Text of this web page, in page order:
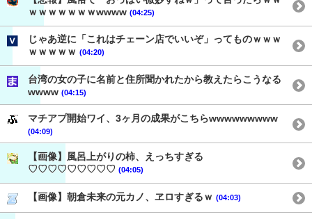
ｗｗｗｗｗｗｗwwww (04:25)
じゃあ逆に「これはチェーン店でいいぞ」ってものｗｗｗ
ｗｗｗｗｗ (04:20)
台湾の女の子に名前と住所聞かれたから教えたらこうなる
wwww (04:15)
マチアプ開始ワイ、3ヶ月の成果がこちらwwwwwwwww
(04:09)
【画像】風呂上がりの柿、えっちすぎる
♡♡♡♡♡♡♡♡♡ (04:05)
【画像】朝倉未来の元カノ、ヱロすぎるｗ (04:03)